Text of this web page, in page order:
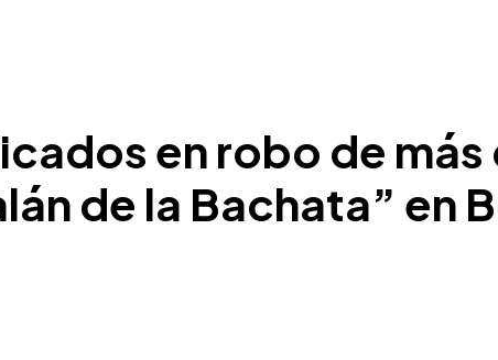
en robo de más
de la Bachata” en